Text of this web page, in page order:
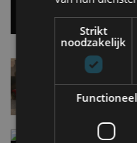
6 aug
Strikt
noodzakelijk
Functioneel